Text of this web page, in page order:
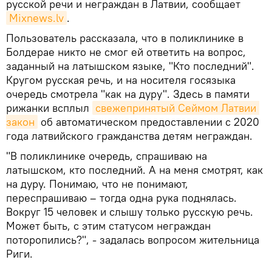
русской речи и неграждан в Латвии, сообщает
Mixnews.lv .
Пользователь рассказала, что в поликлинике в
Болдерае никто не смог ей ответить на вопрос,
заданный на латышском языке, "Кто последний".
Кругом русская речь, и на носителя госязыка
очередь смотрела "как на дуру". Здесь в памяти
рижанки всплыл свежепринятый Сеймом Латвии
закон об автоматическом предоставлении с 2020
года латвийского гражданства детям неграждан.
"В поликлинике очередь, спрашиваю на
латышском, кто последний. А на меня смотрят, как
на дуру. Понимаю, что не понимают,
переспрашиваю – тогда одна рука поднялась.
Вокруг 15 человек и слышу только русскую речь.
Может быть, с этим статусом неграждан
поторопились?", - задалась вопросом жительница
Риги.